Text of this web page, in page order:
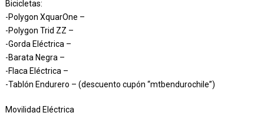
Bicicletas:
-Polygon XquarOne –
-Polygon Trid ZZ –
-Gorda Eléctrica –
-Barata Negra –
-Flaca Eléctrica –
-Tablón Endurero – (descuento cupón “mtbendurochile”)
Movilidad Eléctrica